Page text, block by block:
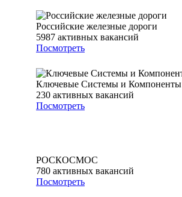
Российские железные дороги
5987 активных вакансий
Посмотреть
Ключевые Системы и Компоненты
230 активных вакансий
Посмотреть
РОСКОСМОС
780 активных вакансий
Посмотреть